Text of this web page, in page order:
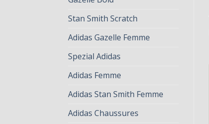
Stan Smith Scratch
Adidas Gazelle Femme
Spezial Adidas
Adidas Femme
Adidas Stan Smith Femme
Adidas Chaussures